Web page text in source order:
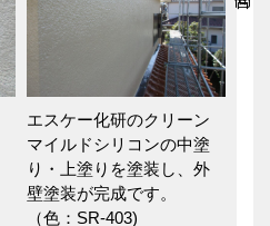
エスケー化研のクリーン
マイルドシリコンの中塗
り・上塗りを塗装し、外
壁塗装が完成です。
（色：SR-403)